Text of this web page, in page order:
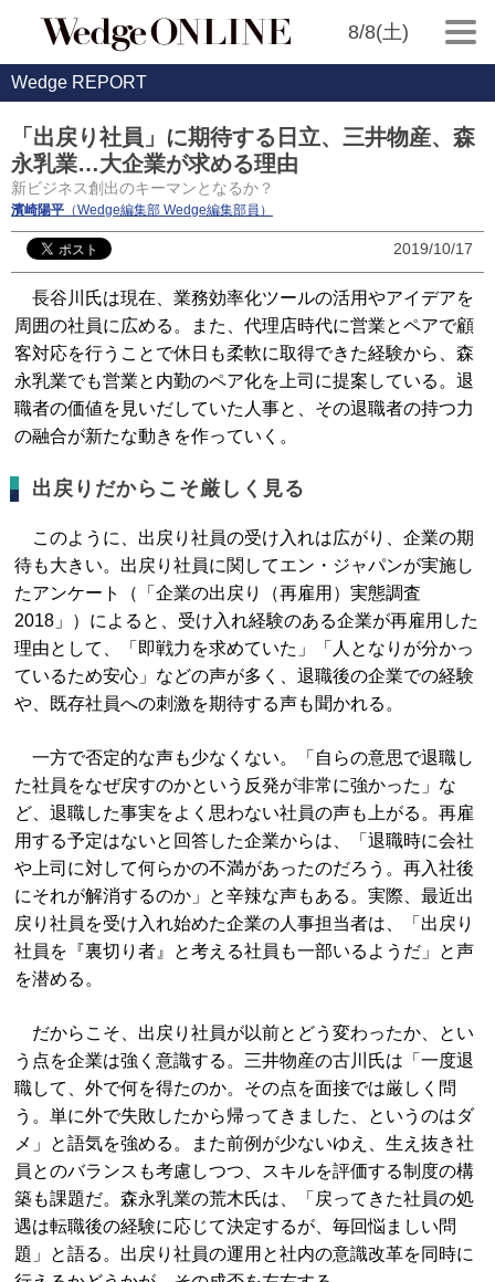
8/8(土)
Wedge REPORT
「出戻り社員」に期待する日立、三井物産、森
永乳業…大企業が求める理由
新ビジネス創出のキーマンとなるか？
濱崎陽平 （Wedge編集部 Wedge編集部員）
2019/10/17
長谷川氏は現在、業務効率化ツールの活用やアイデアを
周囲の社員に広める。また、代理店時代に営業とペアで顧
客対応を行うことで休日も柔軟に取得できた経験から、森
永乳業でも営業と内勤のペア化を上司に提案している。退
職者の価値を見いだしていた人事と、その退職者の持つ力
の融合が新たな動きを作っていく。
出戻りだからこそ厳しく見る
このように、出戻り社員の受け入れは広がり、企業の期
待も大きい。出戻り社員に関してエン・ジャパンが実施し
たアンケート（「企業の出戻り（再雇用）実態調査
2018」）によると、受け入れ経験のある企業が再雇用した
理由として、「即戦力を求めていた」「人となりが分かっ
ているため安心」などの声が多く、退職後の企業での経験
や、既存社員への刺激を期待する声も聞かれる。
一方で否定的な声も少なくない。「自らの意思で退職し
た社員をなぜ戻すのかという反発が非常に強かった」な
ど、退職した事実をよく思わない社員の声も上がる。再雇
用する予定はないと回答した企業からは、「退職時に会社
や上司に対して何らかの不満があったのだろう。再入社後
にそれが解消するのか」と辛辣な声もある。実際、最近出
戻り社員を受け入れ始めた企業の人事担当者は、「出戻り
社員を『裏切り者』と考える社員も一部いるようだ」と声
を潜める。
だからこそ、出戻り社員が以前とどう変わったか、とい
う点を企業は強く意識する。三井物産の古川氏は「一度退
職して、外で何を得たのか。その点を面接では厳しく問
う。単に外で失敗したから帰ってきました、というのはダ
メ」と語気を強める。また前例が少ないゆえ、生え抜き社
員とのバランスも考慮しつつ、スキルを評価する制度の構
築も課題だ。森永乳業の荒木氏は、「戻ってきた社員の処
遇は転職後の経験に応じて決定するが、毎回悩ましい問
題」と語る。出戻り社員の運用と社内の意識改革を同時に